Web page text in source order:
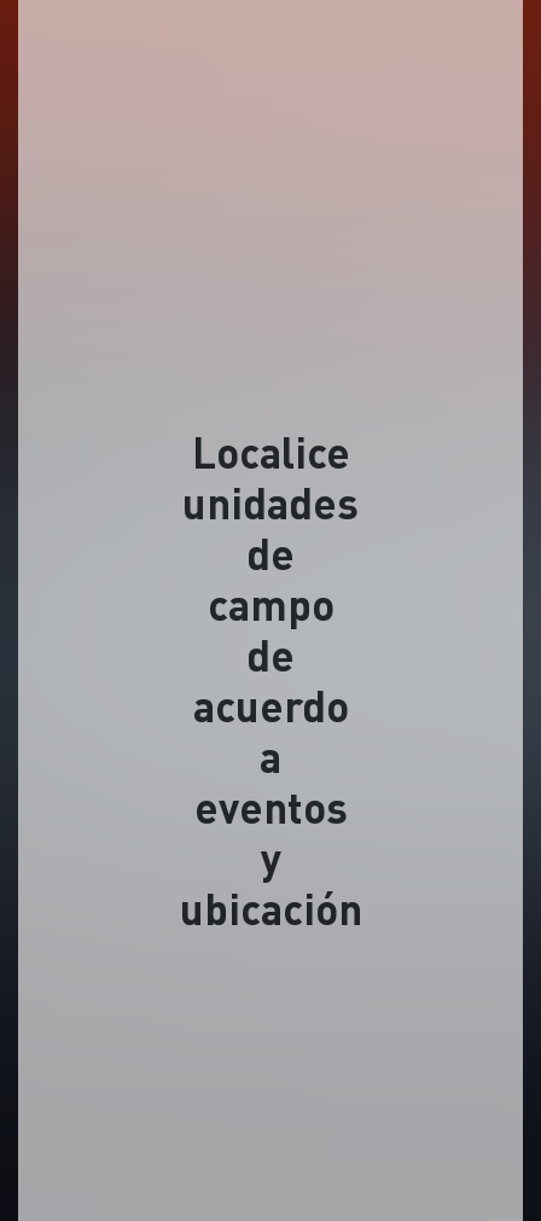
Localice
unidades
de
campo
de
acuerdo
a
eventos
y
ubicación